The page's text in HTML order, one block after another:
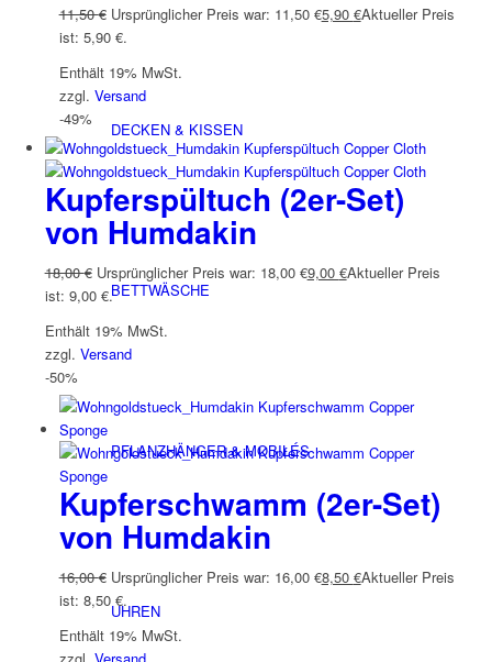
DECKEN & KISSEN
BETTWÄSCHE
PFLANZHÄNGER & MOBILÉS
UHREN
11,50€ Ursprünglicher Preis war: 11,50 €5,90 €Aktueller Preis
ist: 5,90 €.
Enthält 19% MwSt.
zzgl. Versand
-49%
Kupferspültuch (2er-Set)
von Humdakin
18,00€ Ursprünglicher Preis war: 18,00 €9,00 €Aktueller Preis
ist: 9,00 €.
Enthält 19% MwSt.
zzgl. Versand
-50%
Kupferschwamm (2er-Set)
von Humdakin
16,00€ Ursprünglicher Preis war: 16,00 €8,50 €Aktueller Preis
ist: 8,50 €.
Enthält 19% MwSt.